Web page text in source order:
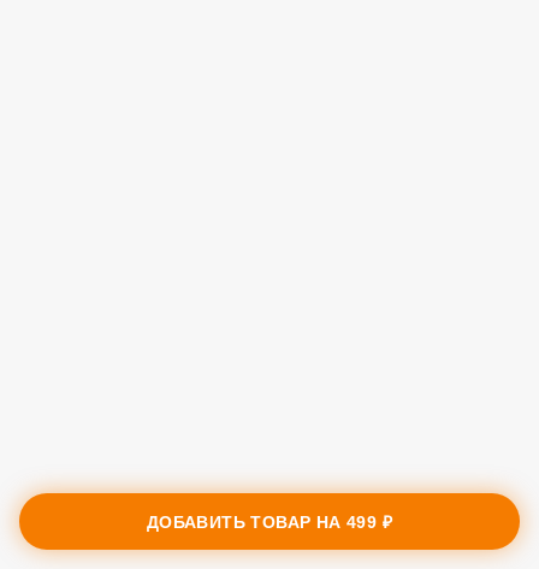
ДОБАВИТЬ ТОВАР НА499 ₽